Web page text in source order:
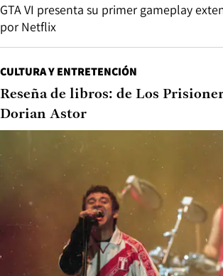
GTA VI presenta su primer gameplay
por Netflix
CULTURA Y ENTRETENCIÓN
Reseña de libros: de Los
Dorian Astor